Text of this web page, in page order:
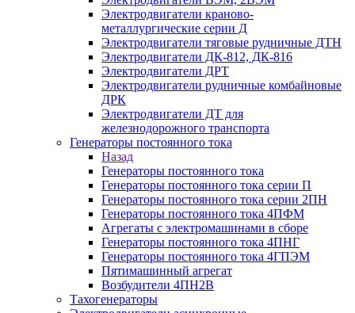
Электродвигатели краново-
металлургические серии Д
Электродвигатели тяговые рудничные ДТН
Электродвигатели ДК-812, ДК-816
Электродвигатели ДРТ
Электродвигатели рудничные комбайновые
ДРК
Электродвигатели ДТ для
железнодорожного транспорта
Генераторы постоянного тока
Назад
Генераторы постоянного тока
Генераторы постоянного тока серии П
Генераторы постоянного тока серии 2ПН
Генераторы постоянного тока 4ПФМ
Агрегаты с электромашинами в сборе
Генераторы постоянного тока 4ПНГ
Генераторы постоянного тока 4ГПЭМ
Пятимашинный агрегат
Возбудители 4ПН2В
Тахогенераторы